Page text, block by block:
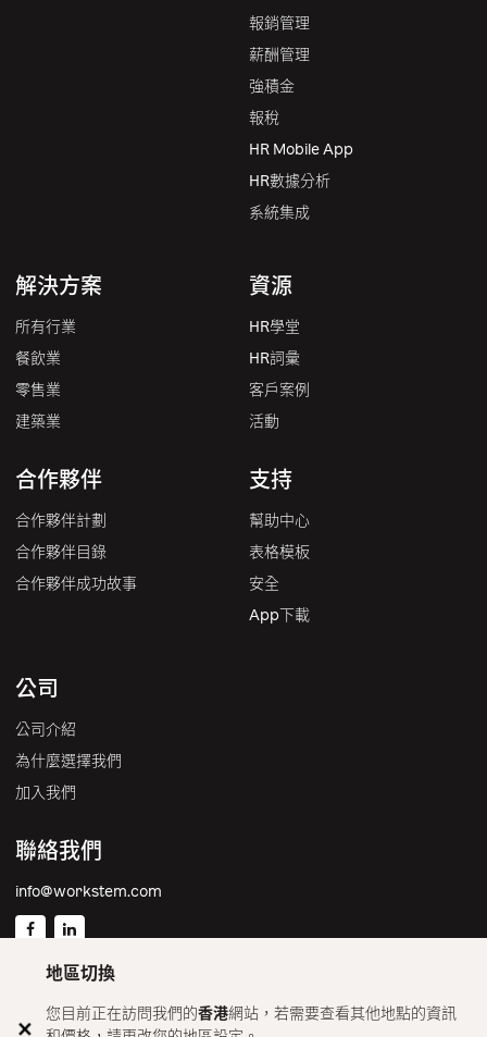
報銷管理
薪酬管理
強積金
報稅
HR Mobile App
HR數據分析
系統集成
解決方案
所有行業
餐飲業
零售業
建築業
合作夥伴
合作夥伴計劃
合作夥伴目錄
合作夥伴成功故事
資源
HR學堂
HR詞彙
客戶案例
活動
支持
幫助中心
表格模板
安全
App下載
公司
公司介紹
為什麼選擇我們
加入我們
聯絡我們
info@workstem.com
地區切換
您目前正在訪問我們的香港網站，若需要查看其他地點的資訊